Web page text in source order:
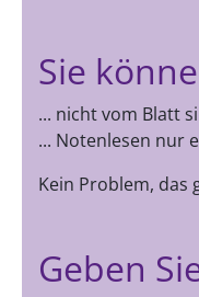
Sie
... nicht vom Blatt
... Notenlesen nur
Kein Problem, das
Geben